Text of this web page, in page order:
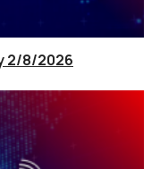
2/8/2026